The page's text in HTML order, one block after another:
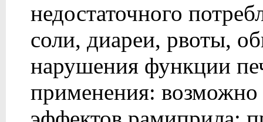
недостаточного
соли, диареи, рвоты,
нарушения функции
применения: возможно